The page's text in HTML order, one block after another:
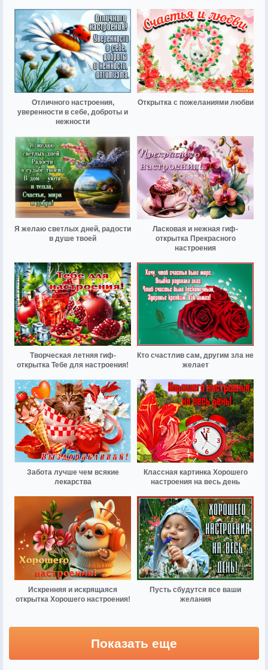
Отличного настроения,
уверенности в себе, доброты и
нежности
Открытка с пожеланиями любви
Я желаю светлых дней, радости
в душе твоей
Ласковая и нежная гиф-
открытка Прекрасного
настроения
Творческая летняя гиф-
открытка Тебе для настроения!
Кто счастлив сам, другим зла не
желает
Забота лучше чем всякие
лекарства
Классная картинка Хорошего
настроения на весь день
Искренняя и искрящаяся
открытка Хорошего настроения!
Пусть сбудутся все ваши
желания
Показать еще